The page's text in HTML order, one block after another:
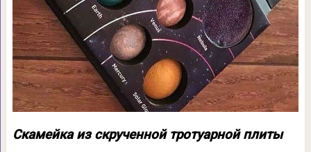
Скамейка из скрученной тротуарной плиты